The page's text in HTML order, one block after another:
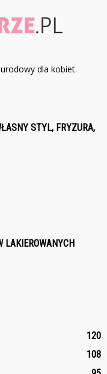
dla kobiet.
STYL, FRYZURA,
LAKIEROWANYCH
120
108